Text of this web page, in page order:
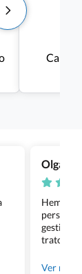
Olga
Hemos
gestión
trato
gente
Ver